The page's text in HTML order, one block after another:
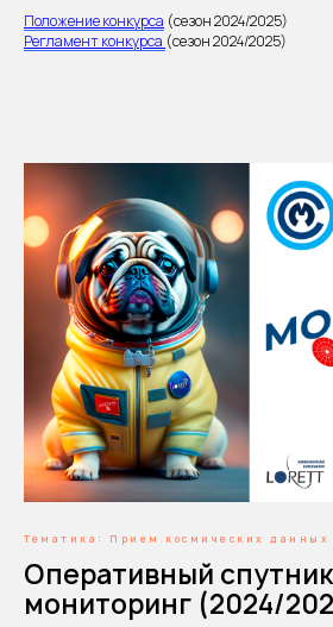
Положение конкурса (сезон 2024/2025)
Регламент конкурса (сезон 2024/2025)
Тематика: Прием космических данных
Оперативный
мониторинг (2024/